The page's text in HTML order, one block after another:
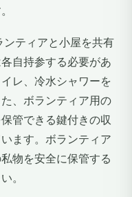
ティアと小屋を共有
自持参する必要があ
レ、冷水シャワーを
、ボランティア用の
管できる鍵付きの収
ます。ボランティア
物を安全に保管する
。